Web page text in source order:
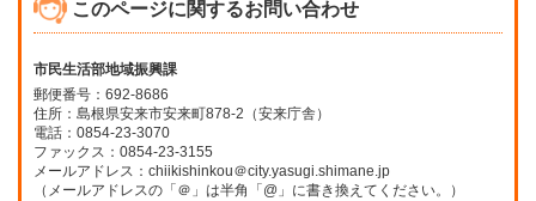
このページに関するお問い合わせ
市民生活部地域振興課
郵便番号：692-8686
住所：島根県安来市安来町878-2（安来庁舎）
電話：0854-23-3070
ファックス：0854-23-3155
メールアドレス：chiikishinkou＠city.yasugi.shimane.jp
（メールアドレスの「＠」は半角「@」に書き換えてください。）